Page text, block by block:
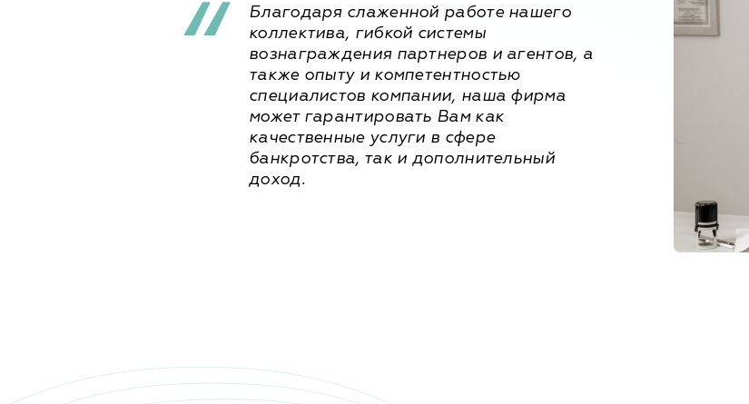
Благодаря слаженной работе нашего
коллектива, гибкой системы
вознаграждения партнеров и агентов, а
также опыту и компетентностью
специалистов компании, наша фирма
может гарантировать Вам как
качественные услуги в сфере
банкротства, так и дополнительный
доход.